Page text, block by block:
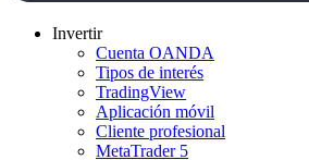
Invertir
Cuenta OANDA
Tipos de interés
TradingView
Aplicación móvil
Cliente profesional
MetaTrader 5